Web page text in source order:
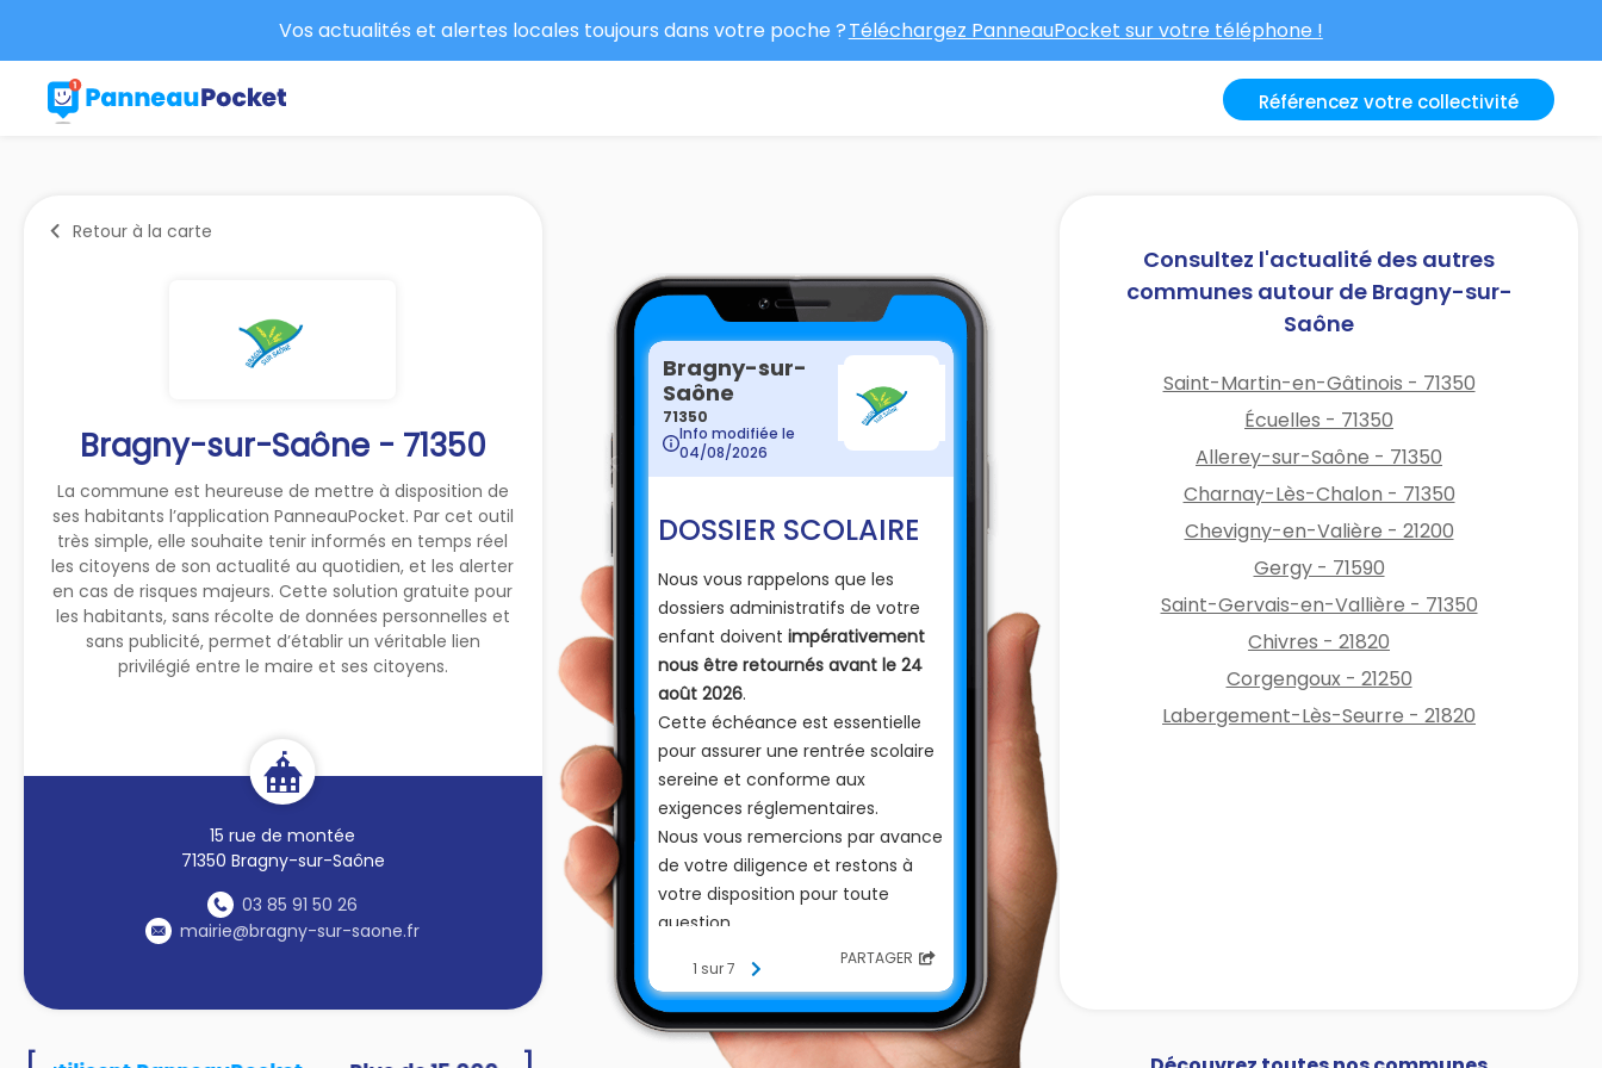
Vos actualités et alertes locales toujours dans votre poche ?Téléchargez PanneauPocket sur votre téléphone !
Référencez votre collectivité
Retour à la carte
Bragny-sur-Saône - 71350
La commune est heureuse de mettre à disposition de
ses habitants l’application PanneauPocket. Par cet outil
très simple, elle souhaite tenir informés en temps réel
les citoyens de son actualité au quotidien, et les alerter
en cas de risques majeurs. Cette solution gratuite pour
les habitants, sans récolte de données personnelles et
sans publicité, permet d’établir un véritable lien
privilégié entre le maire et ses citoyens.
15 rue de montée
71350 Bragny-sur-Saône
03 85 91 50 26
mairie@bragny-sur-saone.fr
Bragny-sur-
Saône
71350
Info modifiée le
04/08/2026
DOSSIER SCOLAIRE
Nous vous rappelons que les
dossiers administratifs de votre
enfant doivent impérativement
nous être retournés avant le 24
août 2026.
Cette échéance est essentielle
pour assurer une rentrée scolaire
sereine et conforme aux
exigences réglementaires.
Nous vous remercions par avance
de votre diligence et restons à
votre disposition pour toute
question.
1 sur 7 PARTAGER
Consultez l'actualité des autres
communes autour de Bragny-sur-
Saône
Saint-Martin-en-Gâtinois - 71350
Écuelles - 71350
Allerey-sur-Saône - 71350
Charnay-Lès-Chalon - 71350
Chevigny-en-Valière - 21200
Gergy - 71590
Saint-Gervais-en-Vallière - 71350
Chivres - 21820
Corgengoux - 21250
Labergement-Lès-Seurre - 21820